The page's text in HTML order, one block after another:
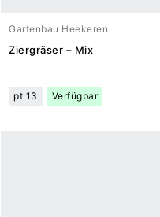
Gartenbau Heekeren
Ziergräser – Mix
pt 13 Verfügbar